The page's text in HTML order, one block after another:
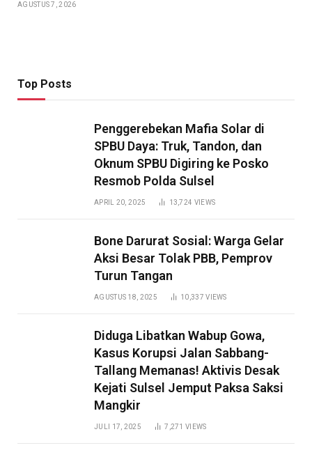
AGUSTUS 7, 2026
Top Posts
Penggerebekan Mafia Solar di
SPBU Daya: Truk, Tandon, dan
Oknum SPBU Digiring ke Posko
Resmob Polda Sulsel
APRIL 20, 2025 13,724 VIEWS
Bone Darurat Sosial: Warga Gelar
Aksi Besar Tolak PBB, Pemprov
Turun Tangan
AGUSTUS 18, 2025 10,337VIEWS
Diduga Libatkan Wabup Gowa,
Kasus Korupsi Jalan Sabbang-
Tallang Memanas! Aktivis Desak
Kejati Sulsel Jemput Paksa Saksi
Mangkir
JULI 17, 2025 7,271VIEWS